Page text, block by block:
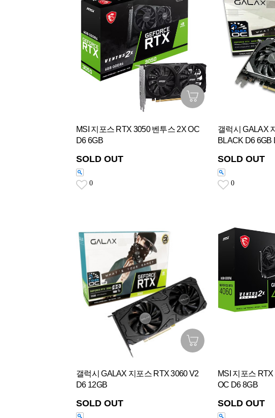
MSI 지포스 RTX 3050 벤투스 2X OC
D6 6GB
SOLD OUT
0
갤럭시 GALAX
BLACK D6 6GB
SOLD OUT
0
갤럭시 GALAX 지포스 RTX 3060 V2
D6 12GB
SOLD OUT
MSI 지포스
OC D6 8GB
SOLD OUT